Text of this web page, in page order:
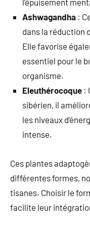
Ashwagandha :
dans la réduction
Elle favorise
essentiel pour le
organisme.
Eleuthérocoque :
sibérien, il
les niveaux
intense.
Ces plantes
différentes formes,
tisanes. Choisir le
facilite leur